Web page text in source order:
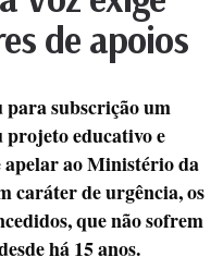
de apoios
subscrição um
projeto educativo e
apelar ao Ministério da
caráter de urgência, os
que não sofrem
há 15 anos.